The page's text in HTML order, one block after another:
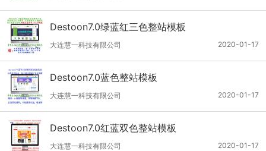
Destoon7.0绿蓝红三色整站模板
2020-01-17
大连慧一科技有限公司
Destoon7.0蓝色整站模板
2020-01-17
大连慧一科技有限公司
Destoon7.0红蓝双色整站模板
2020-01-17
大连慧一科技有限公司